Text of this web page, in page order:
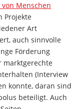
Menschen
Projekte
Art
auch sinnvolle
Förderung
marktgerechte
(Interview
konnte, daran sind
beteiligt. Auch